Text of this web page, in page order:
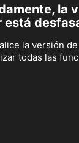
la
está
la versión
todas las